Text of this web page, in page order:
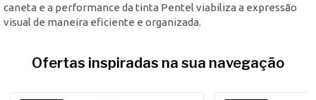
caneta e a performance da tinta Pentel viabiliza a expressão
visual de maneira eficiente e organizada.
Ofertas inspiradas na sua navegação